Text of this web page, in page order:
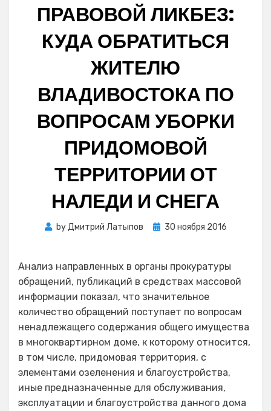
ПРАВОВОЙ ЛИКБЕЗ:
КУДА ОБРАТИТЬСЯ
ЖИТЕЛЮ
ВЛАДИВОСТОКА ПО
ВОПРОСАМ УБОРКИ
ПРИДОМОВОЙ
ТЕРРИТОРИИ ОТ
НАЛЕДИ И СНЕГА
byДмитрий Латыпов
Posted
30 ноября 2016
Анализ направленных в органы прокуратуры
обращений, публикаций в средствах массовой
информации показал, что значительное
количество обращений поступает по вопросам
ненадлежащего содержания общего имущества
в многоквартирном доме, к которому относится,
в том числе, придомовая территория, с
элементами озеленения и благоустройства,
иные предназначенные для обслуживания,
эксплуатации и благоустройства данного дома